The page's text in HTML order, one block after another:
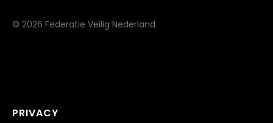
© 2026 Federatie Veilig Nederland
PRIVACY